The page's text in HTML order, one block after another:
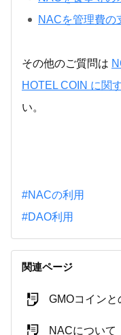
NACを管理費の
その他のご質問は
HOTEL COIN に関
い。
#NACの利用
#DAO利用
関連ページ
GMOコイン
NACについて